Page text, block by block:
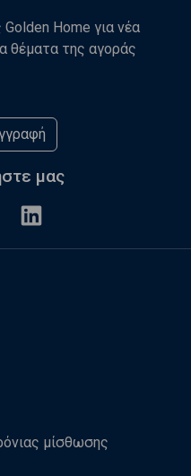
Home για νέα
θέματα της αγοράς
μας
μίσθωσης